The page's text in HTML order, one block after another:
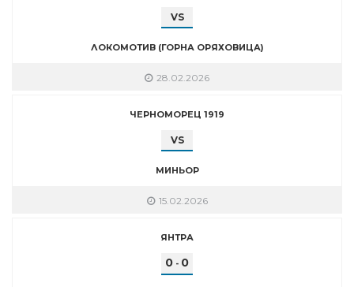
VS
ЛОКОМОТИВ (ГОРНА ОРЯХОВИЦА)
28.02.2026
ЧЕРНОМОРЕЦ 1919
VS
МИНЬОР
15.02.2026
ЯНТРА
0 - 0